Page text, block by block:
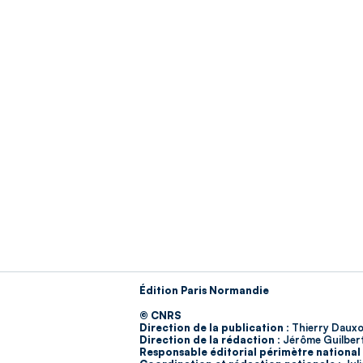
Édition Paris Normandie
© CNRS
Direction de la publication : Thierry
Direction de la rédaction : Jérôme
Responsable éditorial périmètre national